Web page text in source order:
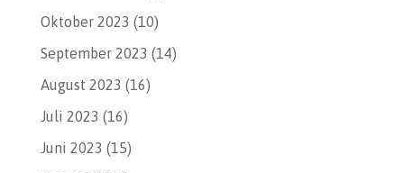
Oktober 2023 (10)
September 2023 (14)
August 2023 (16)
Juli 2023 (16)
Juni 2023 (15)